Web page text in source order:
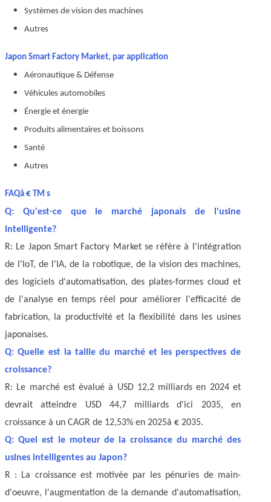
Systèmes de vision des machines
Autres
Japon Smart Factory Market, par application
Aéronautique & Défense
Véhicules automobiles
Énergie et énergie
Produits alimentaires et boissons
Santé
Autres
FAQâ € TM s
Q: Qu'est-ce que le marché japonais de l'usine
intelligente?
R: Le Japon Smart Factory Market se réfère à l'intégration
de l'IoT, de l'IA, de la robotique, de la vision des machines,
des logiciels d'automatisation, des plates-formes cloud et
de l'analyse en temps réel pour améliorer l'efficacité de
fabrication, la productivité et la flexibilité dans les usines
japonaises.
Q: Quelle est la taille du marché et les perspectives de
croissance?
R: Le marché est évalué à USD 12,2 milliards en 2024 et
devrait atteindre USD 44,7 milliards d'ici 2035, en
croissance à un CAGR de 12,53% en 2025â € 2035.
Q: Quel est le moteur de la croissance du marché des
usines intelligentes au Japon?
R : La croissance est motivée par les pénuries de main-
d'oeuvre, l'augmentation de la demande d'automatisation,